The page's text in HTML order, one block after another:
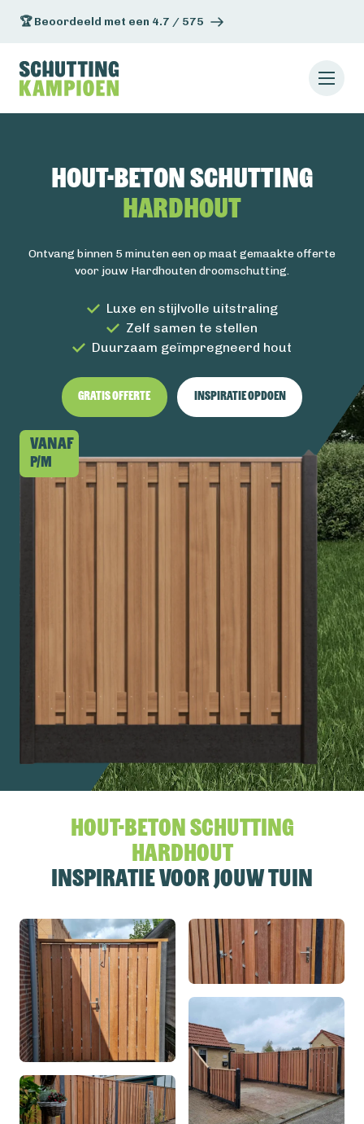
🏆 Beoordeeld met een 4.7 / 575
Hout-beton schutting
Hardhout
Ontvang binnen 5 minuten een op maat gemaakte offerte
voor jouw Hardhouten droomschutting.
Luxe en stijlvolle uitstraling
Zelf samen te stellen
Duurzaam geïmpregneerd hout
Gratis offerte Inspiratie opdoen
Vanaf
p/m
Hout-beton schutting
Hardhout
inspiratie voor jouw tuin